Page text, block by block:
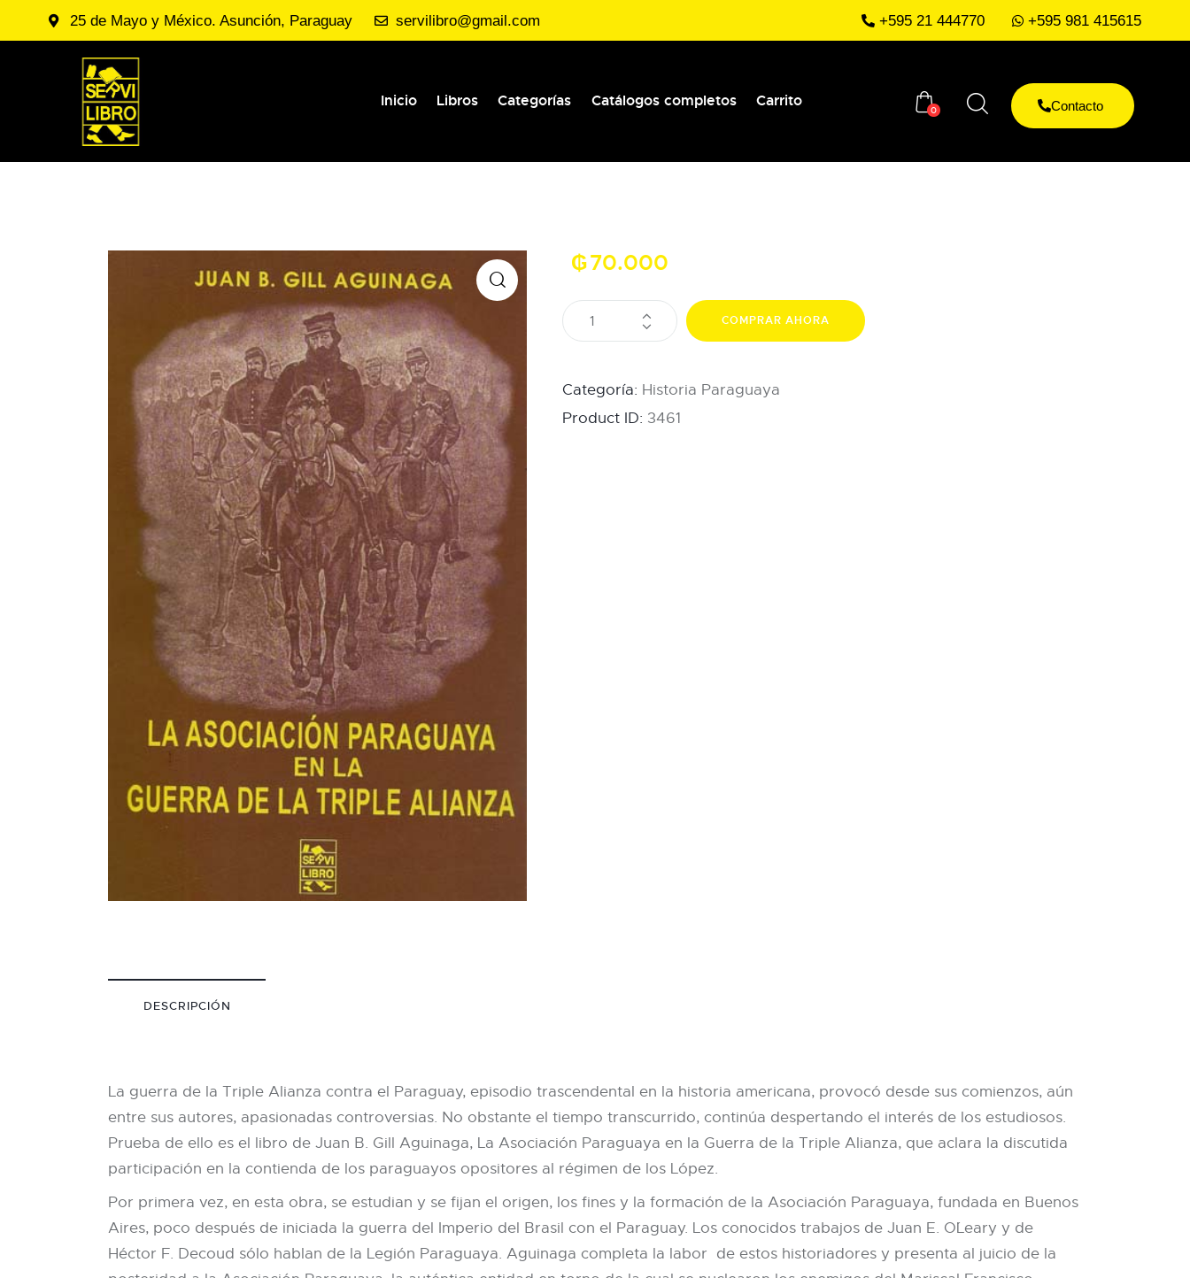
25 de Mayo y México. Asunción, Paraguay servilibro@gmail.com +595 21 444770 +595 981 415615
Inicio Libros Categorías Catálogos completos Carrito
0 Contacto
₲70.000
COMPRAR AHORA
Categoría: Historia Paraguaya
Product ID: 3461
DESCRIPCIÓN
La guerra de la Triple Alianza contra el Paraguay, episodio trascendental en la historia americana, provocó desde sus comienzos, aún
entre sus autores, apasionadas controversias. No obstante el tiempo transcurrido, continúa despertando el interés de los estudiosos.
Prueba de ello es el libro de Juan B. Gill Aguinaga, La Asociación Paraguaya en la Guerra de la Triple Alianza, que aclara la discutida
participación en la contienda de los paraguayos opositores al régimen de los López.
Por primera vez, en esta obra, se estudian y se fijan el origen, los fines y la formación de la Asociación Paraguaya, fundada en Buenos
Aires, poco después de iniciada la guerra del Imperio del Brasil con el Paraguay. Los conocidos trabajos de Juan E. O´Leary y de
Héctor F. Decoud sólo hablan de la Legión Paraguaya. Aguinaga completa la labor de estos historiadores y presenta al juicio de la